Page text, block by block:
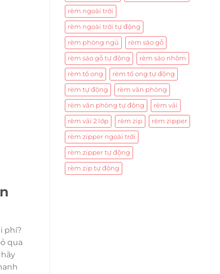
phí?
qua
rèm ngoài trời
rèm ngoài trời tự động
rèm phòng ngủ rèm sáo gỗ
rèm sáo gỗ tự động rèm sáo nhôm
rèm tổ ong rèm tổ ong tự động
rèm tự động rèm văn phòng
rèm văn phòng tự động rèm vải
rèm vải 2 lớp rèm zip rèm zipper
rèm zipper ngoài trời
rèm zipper tự động
rèm zip tự động